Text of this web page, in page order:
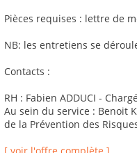
Pièces requises : lettre de
NB: les entretiens se
Contacts :
RH : Fabien ADDUCI -
Au sein du service : Benoit
de la Prévention des